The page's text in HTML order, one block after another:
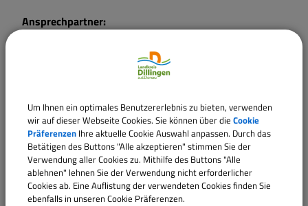
Ansprechpartner:
thomas.kommer@landratsamt.dillingen.de
Sachgebiete
Fachbereich 33 - Öffentliche Sicherheit und Ordnung,
Gewerbe
Um Ihnen ein optimales Benutzererlebnis zu bieten, verwenden
wir auf dieser Webseite Cookies. Sie können über die Cookie
Präferenzen Ihre aktuelle Cookie Auswahl anpassen. Durch das
Betätigen des Buttons "Alle akzeptieren" stimmen Sie der
Verwendung aller Cookies zu. Mithilfe des Buttons "Alle
ablehnen" lehnen Sie der Verwendung nicht erforderlicher
Cookies ab. Eine Auflistung der verwendeten Cookies finden Sie
ebenfalls in unseren Cookie Präferenzen.